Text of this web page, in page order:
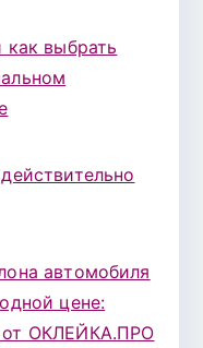
как выбрать
автомобиля
цене:
от ОКЛЕЙКА.ПРО